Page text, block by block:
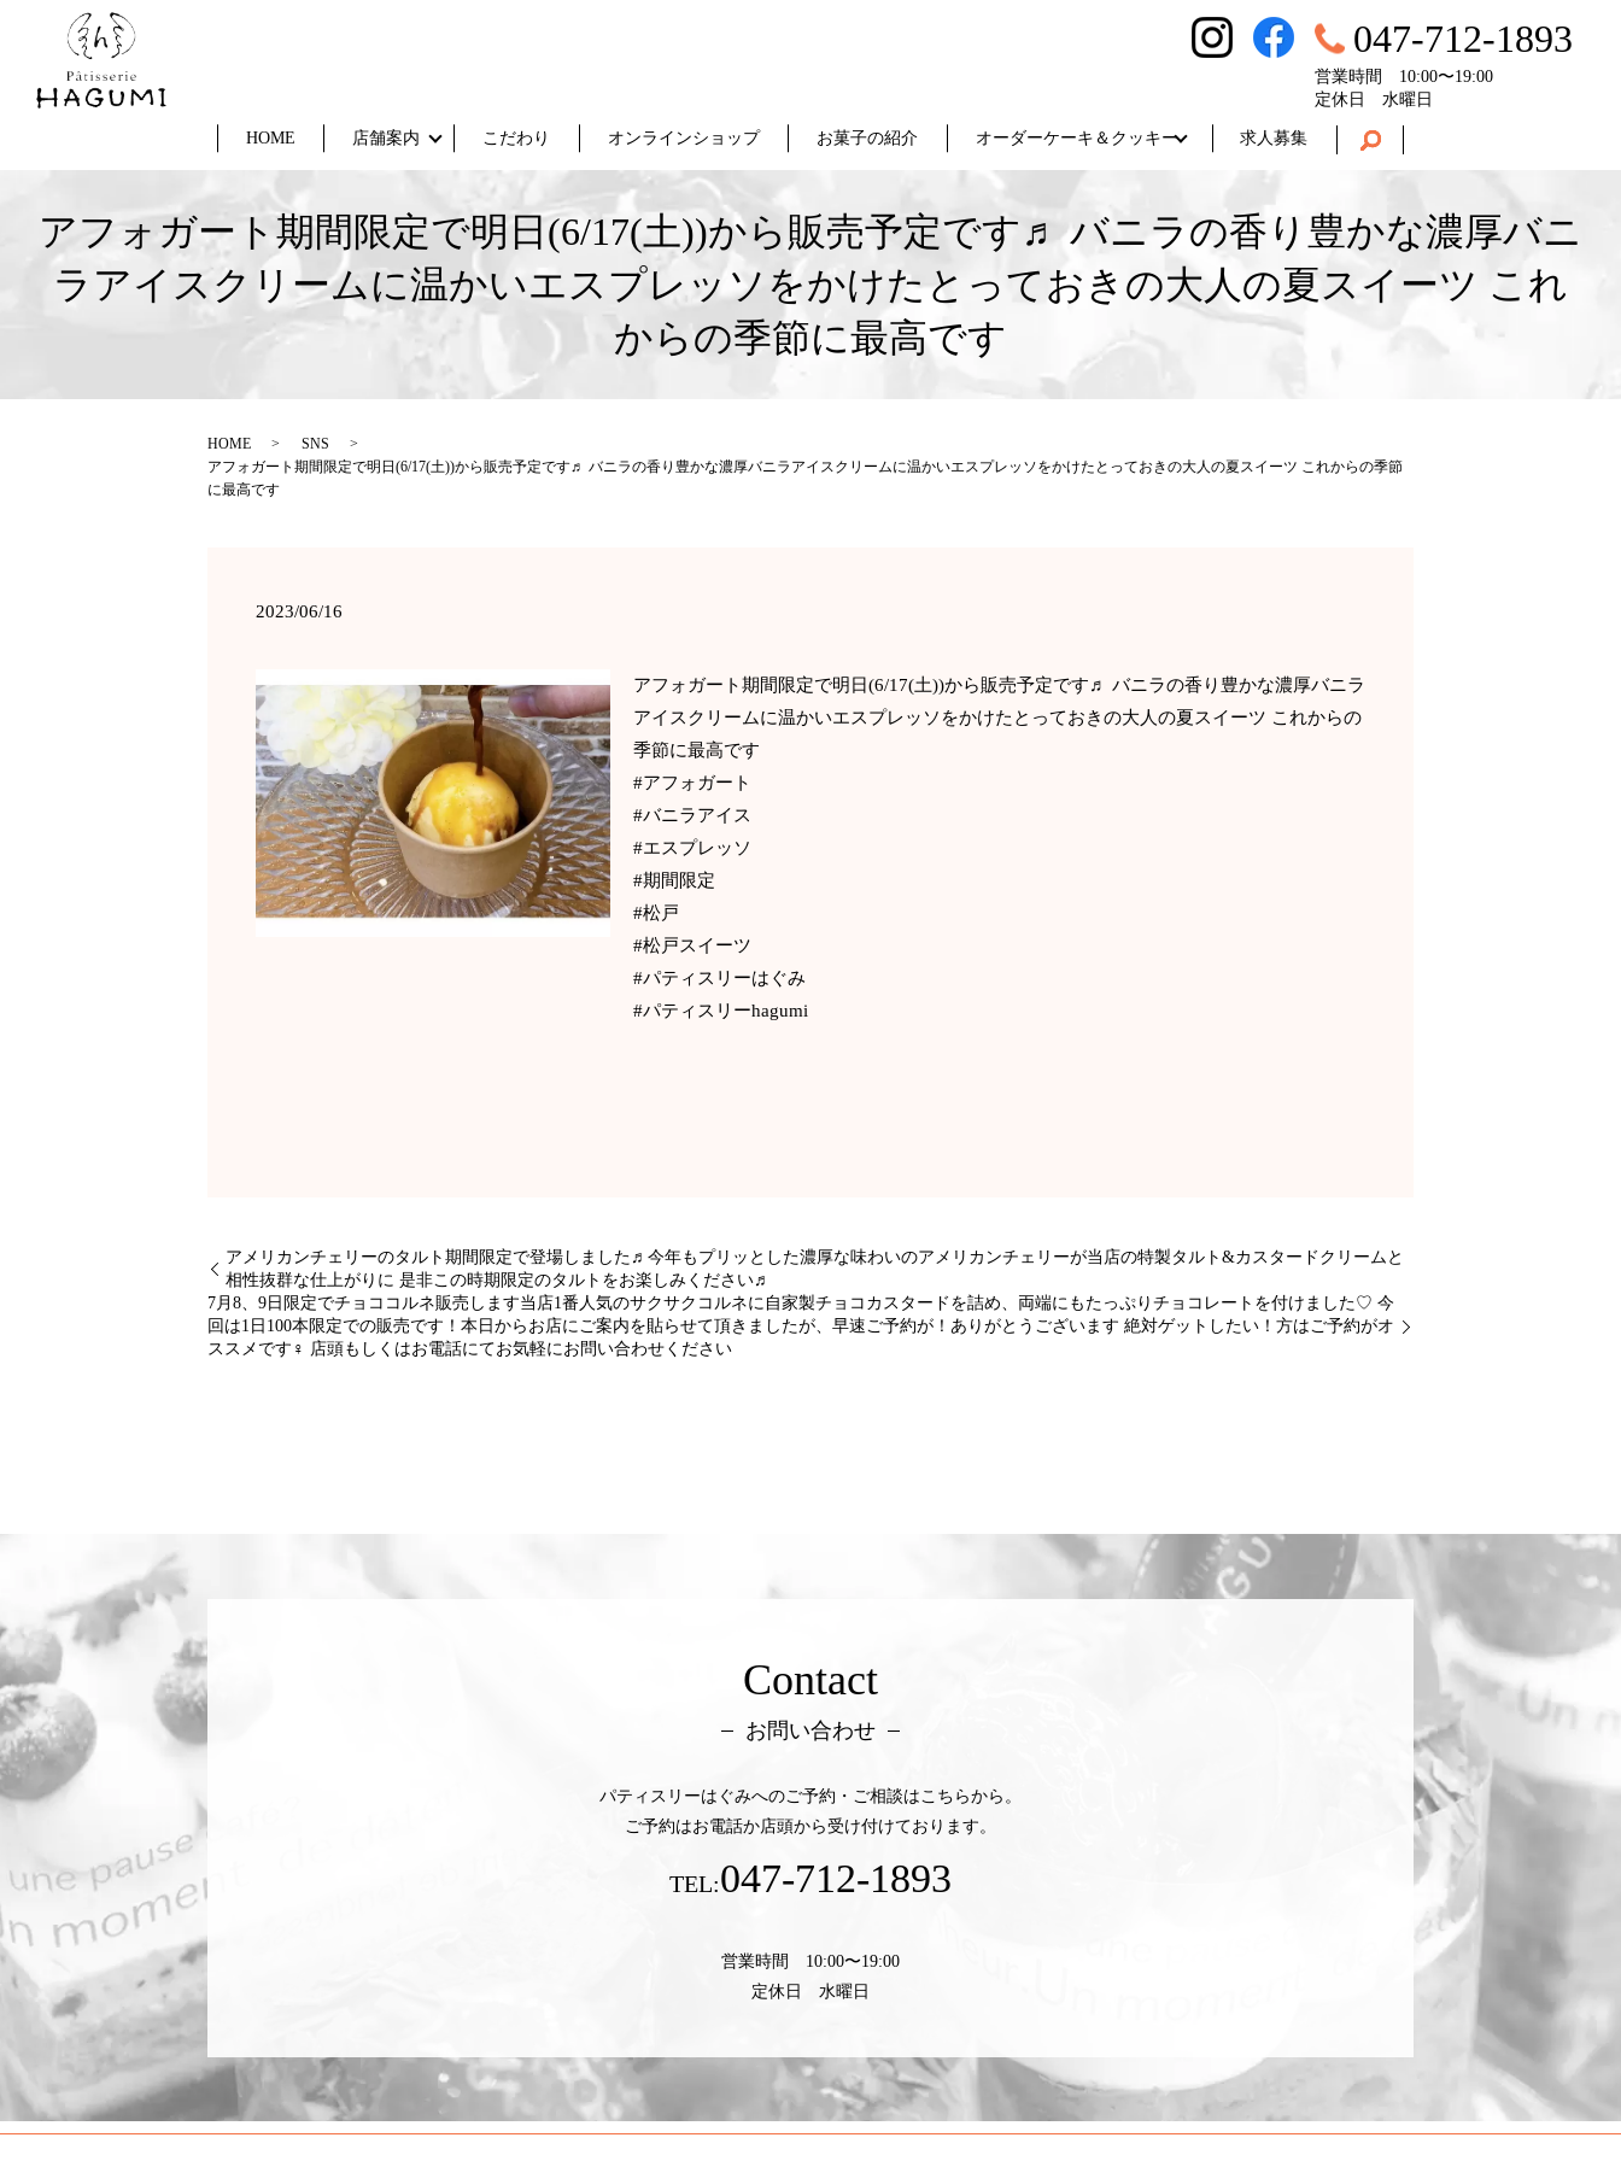
HOME 店舗案内 こだわり オンラインショップ お菓子の紹介 オーダーケーキ＆クッキー 求人募集
047-712-1893
営業時間 10:00〜19:00
定休日 水曜日
️アフォガート️期間限定で明日(6/17(土))から販売予定です♬ バニラの香り豊かな濃厚バニ
ラアイスクリームに温かいエスプレッソをかけたとっておきの大人の夏スイーツ これ
からの季節に最高です
HOME
SNS
️アフォガート️期間限定で明日(6/17(土))から販売予定です♬ バニラの香り豊かな濃厚バニラアイスクリームに温かいエスプレッソをかけたとっておきの大人の夏スイーツ これからの季節
に最高です
2023/06/16
️アフォガート️期間限定で明日(6/17(土))から販売予定です♬ バニラの香り豊かな濃厚バニラ
アイスクリームに温かいエスプレッソをかけたとっておきの大人の夏スイーツ これからの
季節に最高です
#アフォガート
#バニラアイス
#エスプレッソ
#期間限定
#松戸
#松戸スイーツ
#パティスリーはぐみ
#パティスリーhagumi
アメリカンチェリーのタルト期間限定で登場しました♬今年もプリッとした濃厚な味わいのアメリカンチェリーが当店の特製タルト&カスタードクリームと
相性抜群な仕上がりに 是非この時期限定のタルトをお楽しみください♬
7月8、9日限定でチョココルネ販売します当店1番人気のサクサクコルネに自家製チョコカスタードを詰め、両端にもたっぷりチョコレートを付けました♡ 今
回は1日100本限定での販売です！本日からお店にご案内を貼らせて頂きましたが、早速ご予約が！ありがとうございます 絶対ゲットしたい！方はご予約がオ
ススメです‍♀️ 店頭もしくはお電話にてお気軽にお問い合わせください
Contact
お問い合わせ
パティスリーはぐみへのご予約・ご相談はこちらから。
ご予約はお電話か店頭から受け付けております。
TEL:047-712-1893
営業時間 10:00〜19:00
定休日 水曜日